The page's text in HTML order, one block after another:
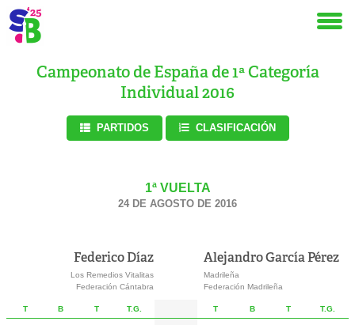
Campeonato de España de 1ª Categoría
Individual 2016
PARTIDOS CLASIFICACIÓN
1ª VUELTA
24 DE AGOSTO DE 2016
Federico Díaz
Los Remedios Vitalitas
Federación Cántabra
Alejandro García Pérez
Madrileña
Federación Madrileña
T B T T.G. T B T T.G.